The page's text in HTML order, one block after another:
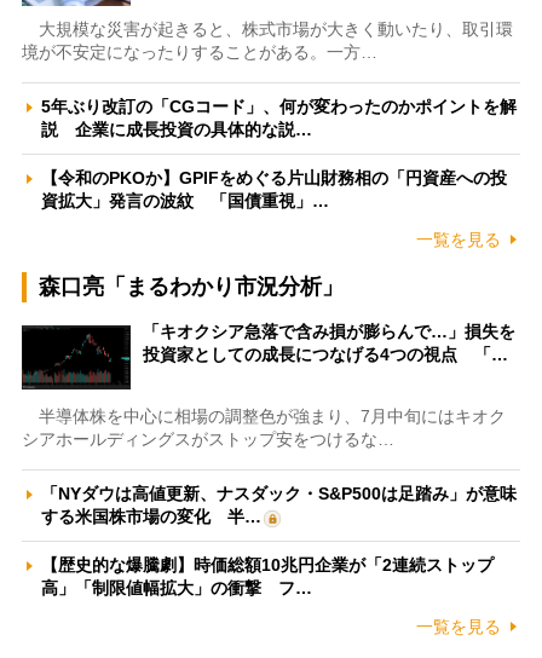
大規模な災害が起きると、株式市場が大きく動いたり、取引環
境が不安定になったりすることがある。一方…
5年ぶり改訂の「CGコード」、何が変わったのかポイントを解
説 企業に成長投資の具体的な説…
【令和のPKOか】GPIFをめぐる片山財務相の「円資産への投
資拡大」発言の波紋 「国債重視」…
一覧を見る
森口亮「まるわかり市況分析」
「キオクシア急落で含み損が膨らんで…」損失を
投資家としての成長につなげる4つの視点 「…
半導体株を中心に相場の調整色が強まり、7月中旬にはキオク
シアホールディングスがストップ安をつけるな…
「NYダウは高値更新、ナスダック・S&P500は足踏み」が意味
する米国株市場の変化 半…
【歴史的な爆騰劇】時価総額10兆円企業が「2連続ストップ
高」「制限値幅拡大」の衝撃 フ…
一覧を見る